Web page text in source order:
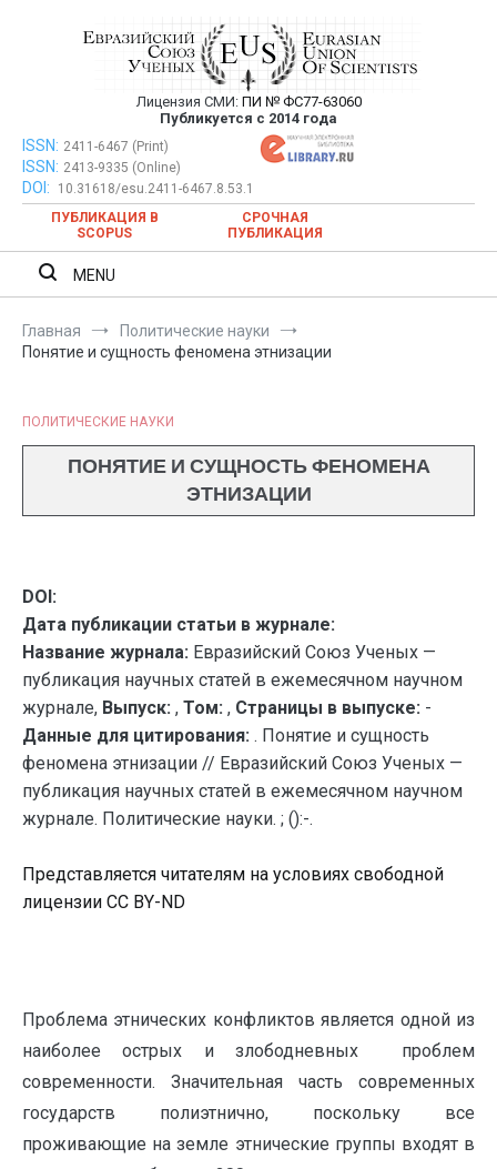
Евразийский Союз Ученых —
публикация научных статей в
ежемесячном научном журнале
Лицензия СМИ: ПИ № ФС77-63060
Публикуется с 2014 года
Евразийский Союз Ученых — публикация научных статей в
ежемесячном научном журнале
ISSN: 2411-6467 (Print)
ISSN: 2413-9335 (Online)
DOI:
10.31618/esu.2411-6467.8.53.1
ПУБЛИКАЦИЯ В
SCOPUS
СРОЧНАЯ
ПУБЛИКАЦИЯ
MENU
Главная
Политические науки
Понятие и сущность феномена этнизации
ПОЛИТИЧЕСКИЕ НАУКИ
ПОНЯТИЕ И СУЩНОСТЬ ФЕНОМЕНА
ЭТНИЗАЦИИ
DOI:
Дата публикации статьи в журнале:
Название журнала: Евразийский Союз Ученых —
публикация научных статей в ежемесячном научном
журнале, Выпуск: , Том: , Страницы в выпуске: -
Данные для цитирования: . Понятие и сущность
феномена этнизации // Евразийский Союз Ученых —
публикация научных статей в ежемесячном научном
журнале. Политические науки. ; ():-.
Представляется читателям на условиях свободной
лицензии CC BY-ND
Проблема этнических конфликтов является одной из
наиболее острых и злободневных проблем
современности. Значительная часть современных
государств полиэтнично, поскольку все
проживающие на земле этнические группы входят в